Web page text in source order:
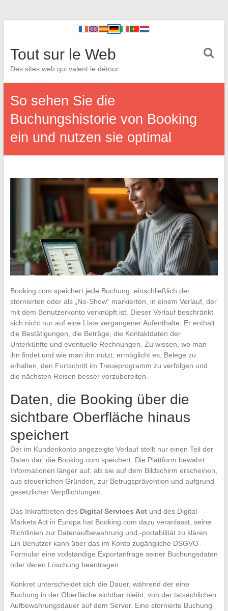
Tout sur le Web
Des sites web qui valent le détour
So sehen Sie die
Buchungshistorie von Booking
ein und nutzen sie optimal
Booking.com speichert jede Buchung, einschließlich der
stornierten oder als „No-Show“ markierten, in einem Verlauf, der
mit dem Benutzerkonto verknüpft ist. Dieser Verlauf beschränkt
sich nicht nur auf eine Liste vergangener Aufenthalte: Er enthält
die Bestätigungen, die Beträge, die Kontaktdaten der
Unterkünfte und eventuelle Rechnungen. Zu wissen, wo man
ihn findet und wie man ihn nutzt, ermöglicht es, Belege zu
erhalten, den Fortschritt im Treueprogramm zu verfolgen und
die nächsten Reisen besser vorzubereiten.
Daten, die Booking über die
sichtbare Oberfläche hinaus
speichert
Der im Kundenkonto angezeigte Verlauf stellt nur einen Teil der
Daten dar, die Booking.com speichert. Die Plattform bewahrt
Informationen länger auf, als sie auf dem Bildschirm erscheinen,
aus steuerlichen Gründen, zur Betrugsprävention und aufgrund
gesetzlicher Verpflichtungen.
Das Inkrafttreten des Digital Services Actund des Digital
Markets Act in Europa hat Booking.com dazu veranlasst, seine
Richtlinien zur Datenaufbewahrung und -portabilität zu klären.
Ein Benutzer kann über das im Konto zugängliche DSGVO-
Formular eine vollständige Exportanfrage seiner Buchungsdaten
oder deren Löschung beantragen.
Konkret unterscheidet sich die Dauer, während der eine
Buchung in der Oberfläche sichtbar bleibt, von der tatsächlichen
Aufbewahrungsdauer auf dem Server. Eine stornierte Buchung